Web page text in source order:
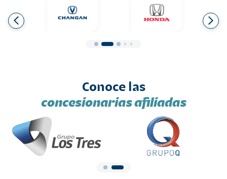
Conoce las
concesionarias afiliadas